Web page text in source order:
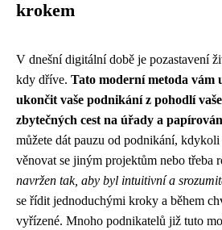
krokem
V dnešní digitální době je pozastavení
kdy dříve. Tato moderní metoda vám
ukončit vaše podnikání z pohodlí
zbytečných cest na úřady a
můžete dát pauzu od podnikání, kdykoli
věnovat se jiným projektům nebo třeba
navržen tak, aby byl intuitivní a
se řídit jednoduchými kroky a během
vyřízené. Mnoho podnikatelů již tuto